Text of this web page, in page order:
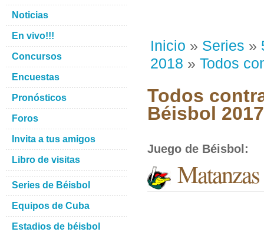
Inicio » Series »
2018 » Todos
Todos
Béisbol
Juego de Béisbol :
Noticias
En vivo!!!
Concursos
Encuestas
Pronósticos
Foros
Invita a tus amigos
Libro de visitas
Series de Béisbol
Equipos de Cuba
Estadios de béisbol